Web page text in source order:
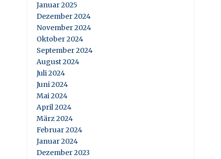
Januar 2025
Dezember 2024
November 2024
Oktober 2024
September 2024
August 2024
Juli 2024
Juni 2024
Mai 2024
April 2024
März 2024
Februar 2024
Januar 2024
Dezember 2023